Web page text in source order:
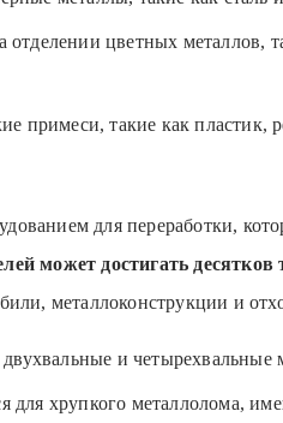
отделении цветных
примеси, такие как пластик,
для переработки,
может достигать десятков
металлоконструкции и
и
хрупкого металлолома,